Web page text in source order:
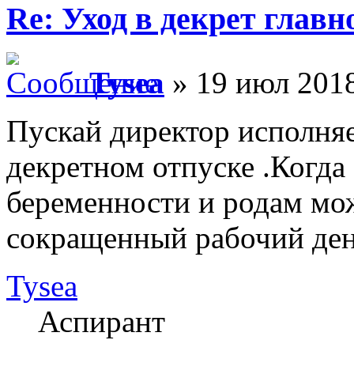
Re: Уход в декрет
Tysea » 19 июл
Пускай директор
декретном отпуске
беременности и родам
сокращенный рабочий
Tysea
Аспирант